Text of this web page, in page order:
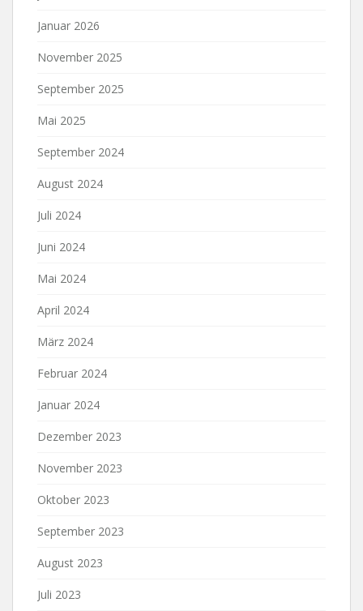
Januar 2026
November 2025
September 2025
Mai 2025
September 2024
August 2024
Juli 2024
Juni 2024
Mai 2024
April 2024
März 2024
Februar 2024
Januar 2024
Dezember 2023
November 2023
Oktober 2023
September 2023
August 2023
Juli 2023